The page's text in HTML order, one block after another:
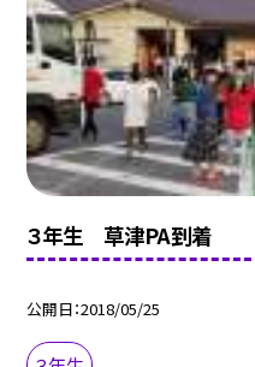
３年生 草津PA到着
公開日 2018/05/25